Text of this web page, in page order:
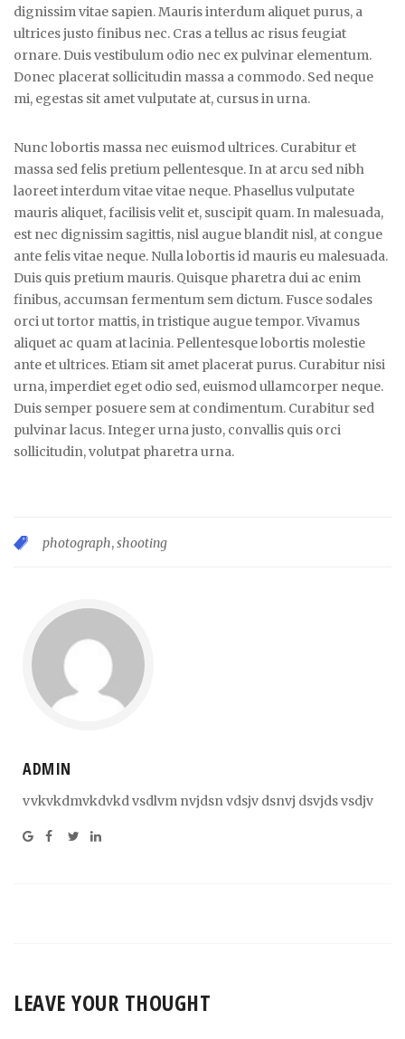
dignissim vitae sapien. Mauris interdum aliquet purus, a
ultrices justo finibus nec. Cras a tellus ac risus feugiat
ornare. Duis vestibulum odio nec ex pulvinar elementum.
Donec placerat sollicitudin massa a commodo. Sed neque
mi, egestas sit amet vulputate at, cursus in urna.
Nunc lobortis massa nec euismod ultrices. Curabitur et
massa sed felis pretium pellentesque. In at arcu sed nibh
laoreet interdum vitae vitae neque. Phasellus vulputate
mauris aliquet, facilisis velit et, suscipit quam. In malesuada,
est nec dignissim sagittis, nisl augue blandit nisl, at congue
ante felis vitae neque. Nulla lobortis id mauris eu malesuada.
Duis quis pretium mauris. Quisque pharetra dui ac enim
finibus, accumsan fermentum sem dictum. Fusce sodales
orci ut tortor mattis, in tristique augue tempor. Vivamus
aliquet ac quam at lacinia. Pellentesque lobortis molestie
ante et ultrices. Etiam sit amet placerat purus. Curabitur nisi
urna, imperdiet eget odio sed, euismod ullamcorper neque.
Duis semper posuere sem at condimentum. Curabitur sed
pulvinar lacus. Integer urna justo, convallis quis orci
sollicitudin, volutpat pharetra urna.
photograph,shooting
ADMIN
vvkvkdmvkdvkd vsdlvm nvjdsn vdsjv dsnvj dsvjds vsdjv
LEAVE YOUR THOUGHT